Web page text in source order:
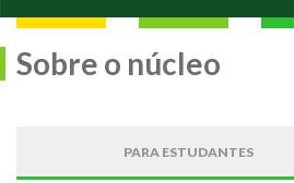
Sobre o núcleo
PARA ESTUDANTES